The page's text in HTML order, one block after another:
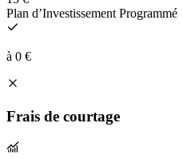
Plan d’Investissement Programmé
à 0 €
Frais de courtage